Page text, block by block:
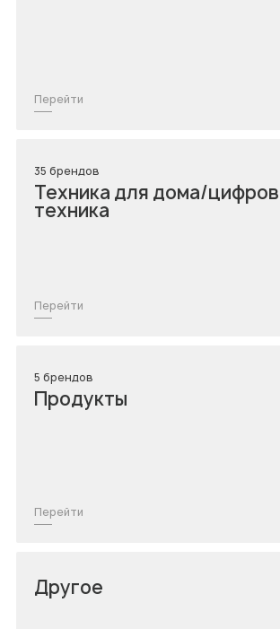
Перейти
35 брендов
Техника для дома/
техника
Перейти
5 брендов
Продукты
Перейти
Другое